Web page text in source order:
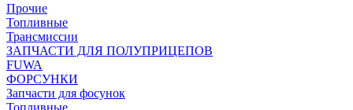
Прочие
Топливные
Трансмиссии
ЗАПЧАСТИ ДЛЯ ПОЛУПРИЦЕПОВ
FUWA
ФОРСУНКИ
Запчасти для фосунок
Топливные